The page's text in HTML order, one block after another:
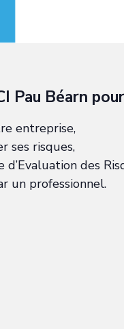
Pau Béarn
entreprise,
ses risques,
des
un professionnel.